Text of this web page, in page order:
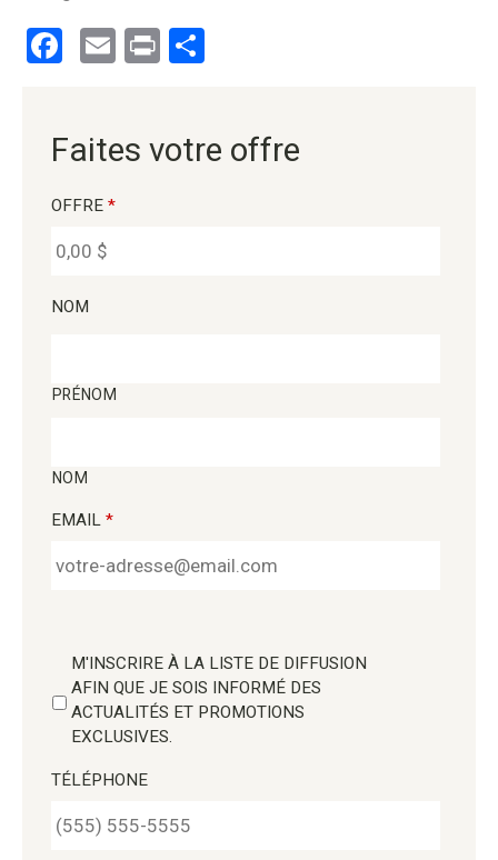
Facebook
EmailPrint
Faites votre offre
OFFRE *
NOM
PRÉNOM
NOM
EMAIL *
M'INSCRIRE À LA LISTE DE DIFFUSION
AFIN QUE JE SOIS INFORMÉ DES
ACTUALITÉS ET PROMOTIONS
EXCLUSIVES.
TÉLÉPHONE